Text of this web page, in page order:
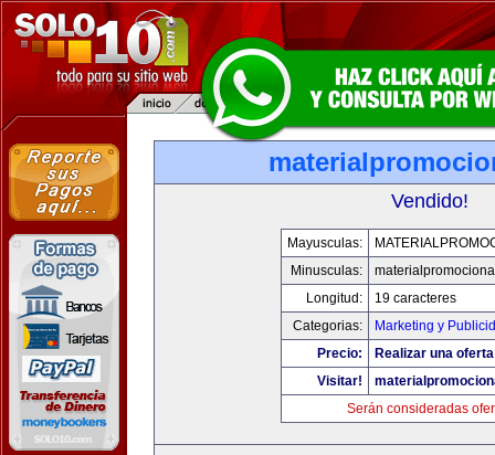
Vendido!
Mayusculas:
Minusculas:
Longitud:
19 caracteres
Categorias:
Marketing y
Precio:
Realizar una
Visitar!
Serán consideradas